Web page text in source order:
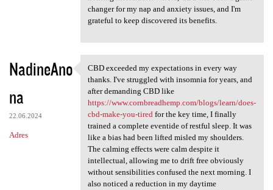
changer for my nap and anxiety issues, and I'm
grateful to keep discovered its benefits.
NadineAno
na
22.06.2024
Adres
CBD exceeded my expectations
CBD exceeded my expectations in every way
thanks. I've struggled with insomnia for years, and
after demanding CBD like
https://www.cornbreadhemp.com/blogs/learn/does-
cbd-make-you-tiredfor the key time, I finally
trained a complete eventide of restful sleep. It was
like a bias had been lifted misled my shoulders.
The calming effects were calm despite it
intellectual, allowing me to drift free obviously
without sensibilities confused the next morning. I
also noticed a reduction in my daytime